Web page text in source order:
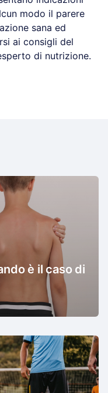
modo il parere
sana ed
ai consigli del
di nutrizione.
è il caso di